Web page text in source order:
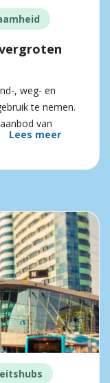
, weg- en
te nemen.
van
Lees meer